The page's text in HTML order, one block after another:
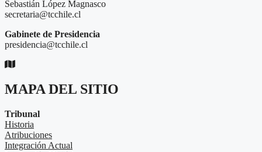
Sebastián López Magnasco
secretaria@tcchile.cl
Gabinete de Presidencia
presidencia@tcchile.cl
MAPA DEL SITIO
Tribunal
Historia
Atribuciones
Integración Actual